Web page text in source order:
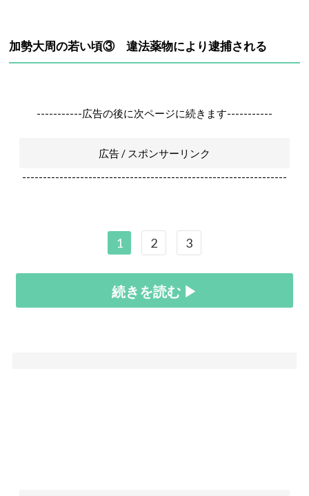
加勢大周の若い頃③ 違法薬物により逮捕される
-----------広告の後に次ページに続きます-----------
広告 / スポンサーリンク
----------------------------------------------------------------
1 2 3
続きを読む ▶